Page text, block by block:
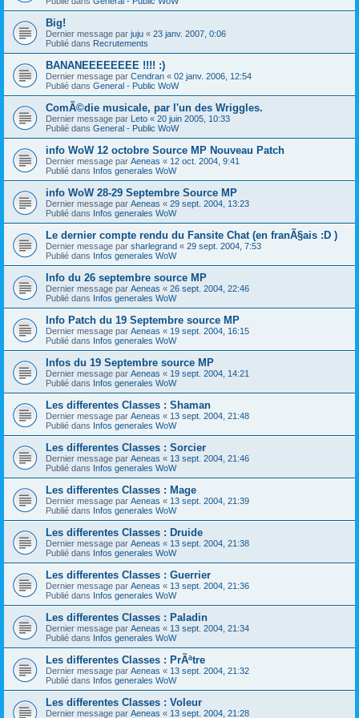
Big!
Dernier message par juju « 23 janv. 2007, 0:06
Publié dans Recrutements
BANANEEEEEEEE !!!! :)
Dernier message par Cendran « 02 janv. 2006, 12:54
Publié dans General - Public WoW
ComÃ©die musicale, par l'un des Wriggles.
Dernier message par Leto « 20 juin 2005, 10:33
Publié dans General - Public WoW
info WoW 12 octobre Source MP Nouveau Patch
Dernier message par Aeneas « 12 oct. 2004, 9:41
Publié dans Infos generales WoW
info WoW 28-29 Septembre Source MP
Dernier message par Aeneas « 29 sept. 2004, 13:23
Publié dans Infos generales WoW
Le dernier compte rendu du Fansite Chat (en franÃ§ais :D )
Dernier message par sharlegrand « 29 sept. 2004, 7:53
Publié dans Infos generales WoW
Info du 26 septembre source MP
Dernier message par Aeneas « 26 sept. 2004, 22:46
Publié dans Infos generales WoW
Info Patch du 19 Septembre source MP
Dernier message par Aeneas « 19 sept. 2004, 16:15
Publié dans Infos generales WoW
Infos du 19 Septembre source MP
Dernier message par Aeneas « 19 sept. 2004, 14:21
Publié dans Infos generales WoW
Les differentes Classes : Shaman
Dernier message par Aeneas « 13 sept. 2004, 21:48
Publié dans Infos generales WoW
Les differentes Classes : Sorcier
Dernier message par Aeneas « 13 sept. 2004, 21:46
Publié dans Infos generales WoW
Les differentes Classes : Mage
Dernier message par Aeneas « 13 sept. 2004, 21:39
Publié dans Infos generales WoW
Les differentes Classes : Druide
Dernier message par Aeneas « 13 sept. 2004, 21:38
Publié dans Infos generales WoW
Les differentes Classes : Guerrier
Dernier message par Aeneas « 13 sept. 2004, 21:36
Publié dans Infos generales WoW
Les differentes Classes : Paladin
Dernier message par Aeneas « 13 sept. 2004, 21:34
Publié dans Infos generales WoW
Les differentes Classes : PrÃªtre
Dernier message par Aeneas « 13 sept. 2004, 21:32
Publié dans Infos generales WoW
Les differentes Classes : Voleur
Dernier message par Aeneas « 13 sept. 2004, 21:28